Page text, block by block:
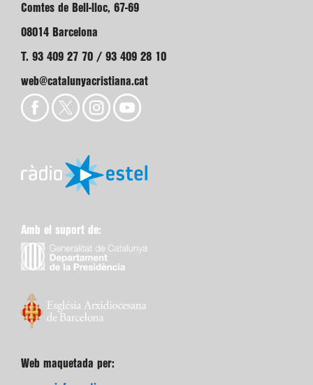
Comtes de Bell-lloc, 67-69
08014 Barcelona
T. 93 409 27 70 / 93 409 28 10
web@catalunyacristiana.cat
Amb el suport de:
Web maquetada per: